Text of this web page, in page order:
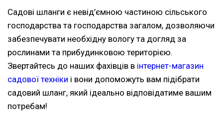
Садові шланги є невід’ємною частиною сільського
господарства та господарства загалом, дозволяючи
забезпечувати необхідну вологу та догляд за
рослинами та прибудинковою територією.
Звертайтесь до наших фахівців в інтернет-магазин
садової техніки і вони допоможуть вам підібрати
садовий шланг, який ідеально відповідатиме вашим
потребам!